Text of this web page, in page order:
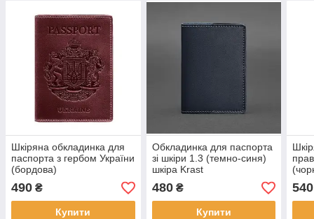
Шкіряна обкладинка для
паспорта з гербом України
(бордова)
490 ₴
Купити
Обкладинка для паспорта
зі шкіри 1.3 (темно-синя)
шкіра Krast
480₴
Купити
540